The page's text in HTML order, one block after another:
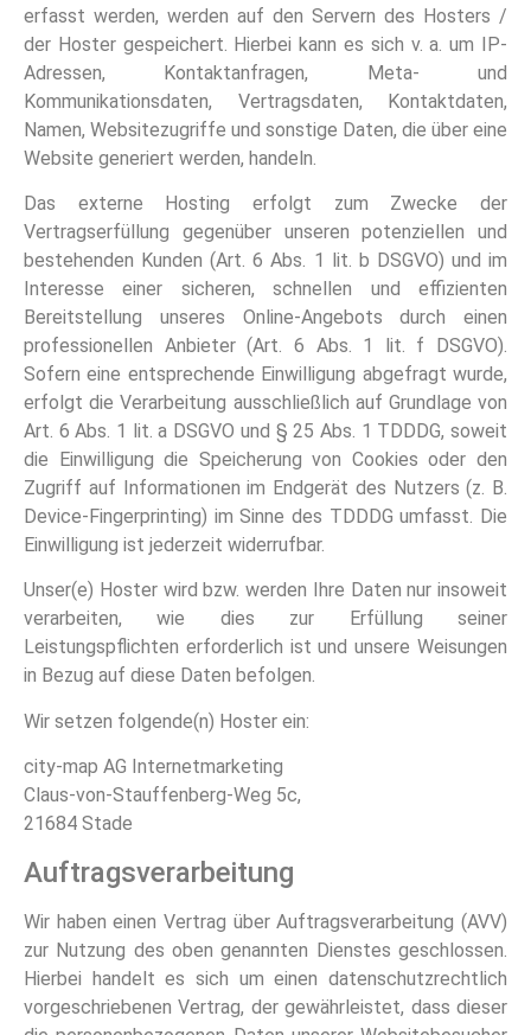
erfasst werden, werden auf den Servern des Hosters /
der Hoster gespeichert. Hierbei kann es sich v. a. um IP-
Adressen, Kontaktanfragen, Meta- und
Kommunikationsdaten, Vertragsdaten, Kontaktdaten,
Namen, Websitezugriffe und sonstige Daten, die über eine
Website generiert werden, handeln.
Das externe Hosting erfolgt zum Zwecke der
Vertragserfüllung gegenüber unseren potenziellen und
bestehenden Kunden (Art. 6 Abs. 1 lit. b DSGVO) und im
Interesse einer sicheren, schnellen und effizienten
Bereitstellung unseres Online-Angebots durch einen
professionellen Anbieter (Art. 6 Abs. 1 lit. f DSGVO).
Sofern eine entsprechende Einwilligung abgefragt wurde,
erfolgt die Verarbeitung ausschließlich auf Grundlage von
Art. 6 Abs. 1 lit. a DSGVO und § 25 Abs. 1 TDDDG, soweit
die Einwilligung die Speicherung von Cookies oder den
Zugriff auf Informationen im Endgerät des Nutzers (z. B.
Device-Fingerprinting) im Sinne des TDDDG umfasst. Die
Einwilligung ist jederzeit widerrufbar.
Unser(e) Hoster wird bzw. werden Ihre Daten nur insoweit
verarbeiten, wie dies zur Erfüllung seiner
Leistungspflichten erforderlich ist und unsere Weisungen
in Bezug auf diese Daten befolgen.
Wir setzen folgende(n) Hoster ein:
city-map AG Internetmarketing
Claus-von-Stauffenberg-Weg 5c,
21684 Stade
Auftragsverarbeitung
Wir haben einen Vertrag über Auftragsverarbeitung (AVV)
zur Nutzung des oben genannten Dienstes geschlossen.
Hierbei handelt es sich um einen datenschutzrechtlich
vorgeschriebenen Vertrag, der gewährleistet, dass dieser